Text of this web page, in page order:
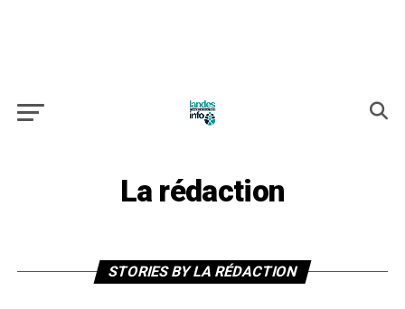
La rédaction
STORIES BY LA RÉDACTION